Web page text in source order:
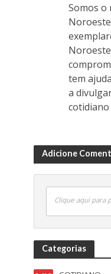
Somos
tem
a
Adicione
Clique aqui para
Categorias